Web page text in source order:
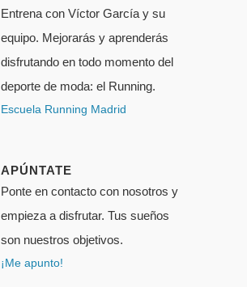
Entrena con Víctor García y su
equipo. Mejorarás y aprenderás
disfrutando en todo momento del
deporte de moda: el Running.
Escuela Running Madrid
APÚNTATE
Ponte en contacto con nosotros y
empieza a disfrutar. Tus sueños
son nuestros objetivos.
¡Me apunto!